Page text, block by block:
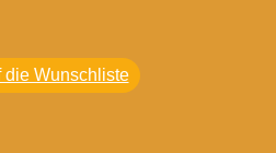
die Wunschliste